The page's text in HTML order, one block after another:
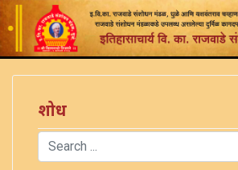
शोध
Search